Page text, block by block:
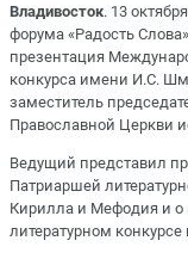
Владивосток. 13
форума «Радость
презентация
конкурса имени И.С.
заместитель
Православной Церкви
Ведущий представил
Патриаршей
Кирилла и Мефодия и
литературном